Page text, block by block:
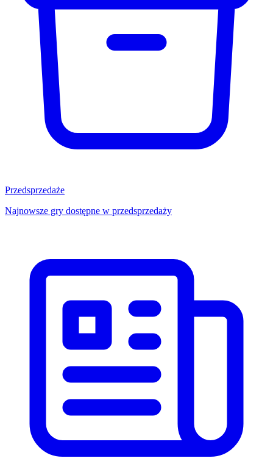
Przedsprzedaże
Najnowsze gry dostępne w przedsprzedaży